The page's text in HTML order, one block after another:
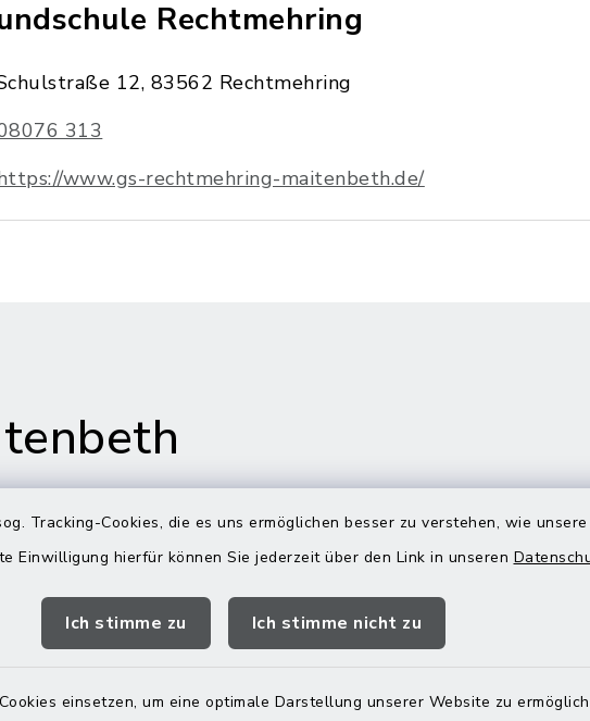
Tracking-Cookies, die es uns ermöglichen besser zu verstehen, wie
Einwilligung hierfür können Sie jederzeit über den Link in unseren
Ich stimme zu Ich stimme nicht zu
einsetzen, um eine optimale Darstellung unserer Website zu
Rechtmehring
12, 83562 Rechtmehring
313
www.gs-rechtmehring-maitenbeth.de/
Rechtmehring
83562 Rechtmehring